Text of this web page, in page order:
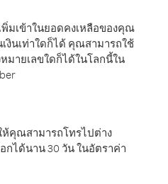
พิ่มเข้าในยอดคงเหลือของคุณ
งินเท่าใดก็ได้ คุณสามารถใช้
มายเลขใดก็ได้ในโลกนี้ใน
ห้คุณสามารถโทรไปต่าง
ได้นาน 30 วัน ในอัตราค่า